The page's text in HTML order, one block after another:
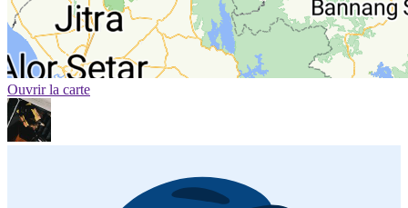
Ouvrir la carte